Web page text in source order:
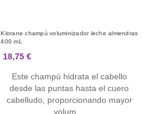
Klorane champú voluminizador leche almendras
400 mL
18,75 €
Este champú hidrata el cabello
desde las puntas hasta el cuero
cabelludo, proporcionando mayor
volum…